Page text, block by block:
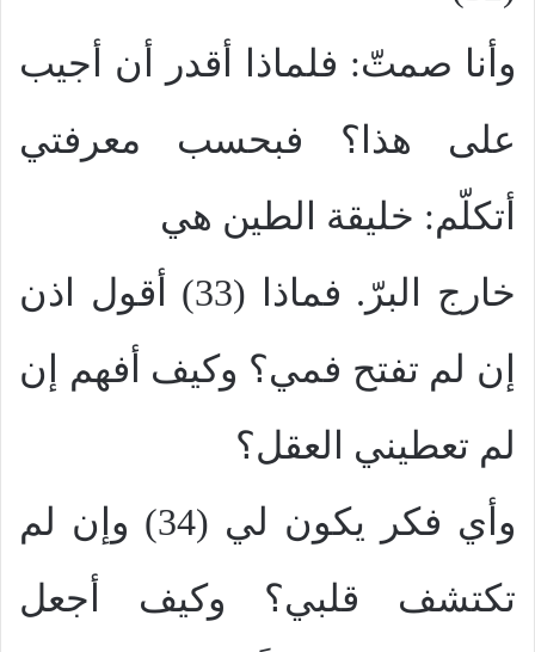
وأنا صمتّ: فلماذا أقدر أن أجيب
على هذا؟ فبحسب معرفتي
أتكلّم: خليقة الطين هي
خارج البرّ. فماذا (33) أقول اذن
إن لم تفتح فمي؟ وكيف أفهم إن
لم تعطيني العقل؟
وأي فكر يكون لي (34) وإن لم
تكتشف قلبي؟ وكيف أجعل